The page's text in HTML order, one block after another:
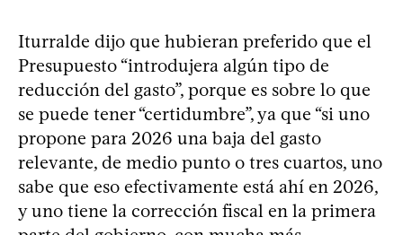
Iturralde dijo que hubieran preferido que el
Presupuesto “introdujera algún tipo de
reducción del gasto”, porque es sobre lo que
se puede tener “certidumbre”, ya que “si uno
propone para 2026 una baja del gasto
relevante, de medio punto o tres cuartos, uno
sabe que eso efectivamente está ahí en 2026,
y uno tiene la corrección fiscal en la primera